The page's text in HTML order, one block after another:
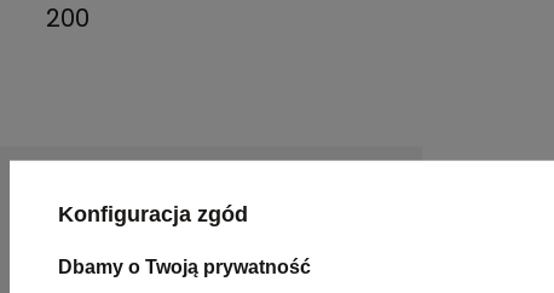
200
Konfiguracja zgód
Dbamy o Twoją prywatność